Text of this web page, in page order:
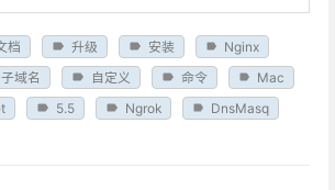
档 升级 安装
Nginx
子域名 自定义 命令
Mac
5.5 Ngrok
DnsMasq